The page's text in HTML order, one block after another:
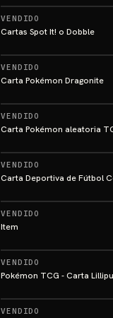
VENDIDO
Cartas Spot It! o Dobble
VENDIDO
Carta Pokémon Dragonite
VENDIDO
Carta Pokémon aleatoria
VENDIDO
Carta Deportiva de Fútbol
VENDIDO
Item
VENDIDO
Pokémon TCG - Carta
VENDIDO